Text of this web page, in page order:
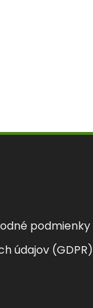
podmienky
údajov (GDPR)